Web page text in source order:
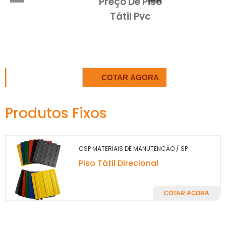
desloquem com mais segurança e
autonomia. Além disso, a instalação desse
colaboradores e clientes.
durabilidade do material. O inox é resistente à
corrosão e fácil de limpar, o que o torna ideal
supermercados até hospitais e instituições
públicas. Com a manutenção adequada, um
piso tátil inoxpode durar muitos anos,
representando uma economia significativa a
longo prazo.
COTAR AGORA
Produtos Fixos
CSP MATERIAIS DE MANUTENCAO / SP
Piso Tátil Direcional
COTAR AGORA